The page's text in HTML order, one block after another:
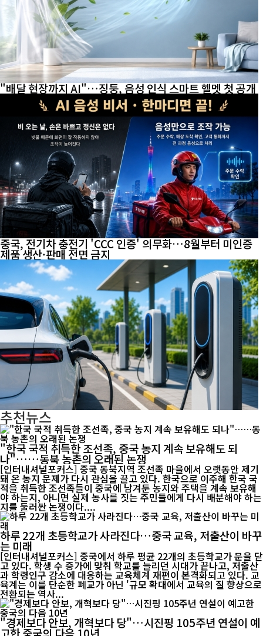
"배달 현장까지 AI"…징둥, 음성 인식 스마트 헬멧 첫 공개
중국, 전기차 충전기 'CCC 인증' 의무화…8월부터 미인증
제품 생산·판매 전면 금지
추천뉴스
"한국 국적 취득한 조선족, 중국 농지 계속 보유해도 되
나"……동북 농촌의 오래된 논쟁
[인터내셔널포커스] 중국 동북지역 조선족 마을에서 오랫동안 제기
돼 온 농지 문제가 다시 관심을 끌고 있다. 한국으로 이주해 한국 국
적을 취득한 조선족들이 중국에 남겨둔 농지와 주택을 계속 보유해
야 하는지, 아니면 실제 농사를 짓는 주민들에게 다시 배분해야 하는
지를 둘러싼 논쟁이다....
하루 22개 초등학교가 사라진다…중국 교육, 저출산이 바꾸
는 미래
[인터내셔널포커스] 중국에서 하루 평균 22개의 초등학교가 문을 닫
고 있다. 학생 수 증가에 맞춰 학교를 늘리던 시대가 끝나고, 저출산
과 학령인구 감소에 대응하는 교육체계 재편이 본격화되고 있다. 교
육계는 이를 단순한 폐교가 아닌 '규모 확대에서 교육의 질 향상으로
전환되는 역사...
"경제보다 안보, 개혁보다 당"…시진핑 105주년 연설이 예